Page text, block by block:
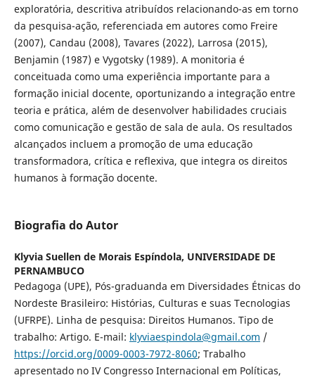
exploratória, descritiva atribuídos relacionando-as em torno
da pesquisa-ação, referenciada em autores como Freire
(2007), Candau (2008), Tavares (2022), Larrosa (2015),
Benjamin (1987) e Vygotsky (1989). A monitoria é
conceituada como uma experiência importante para a
formação inicial docente, oportunizando a integração entre
teoria e prática, além de desenvolver habilidades cruciais
como comunicação e gestão de sala de aula. Os resultados
alcançados incluem a promoção de uma educação
transformadora, crítica e reflexiva, que integra os direitos
humanos à formação docente.
Biografia do Autor
Klyvia Suellen de Morais Espíndola, UNIVERSIDADE DE
PERNAMBUCO
Pedagoga (UPE), Pós-graduanda em Diversidades Étnicas do
Nordeste Brasileiro: Histórias, Culturas e suas Tecnologias
(UFRPE). Linha de pesquisa: Direitos Humanos. Tipo de
trabalho: Artigo. E-mail: klyviaespindola@gmail.com /
https://orcid.org/0009-0003-7972-8060; Trabalho
apresentado no IV Congresso Internacional em Políticas,